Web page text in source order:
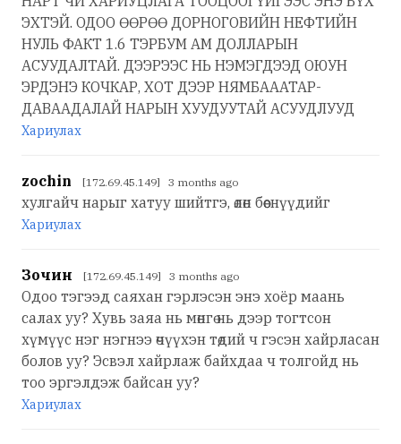
ЭХТЭЙ. ОДОО ӨӨРӨӨ ДОРНОГОВИЙН НЕФТИЙН
НУЛЬ ФАКТ 1.6 ТЭРБУМ АМ ДОЛЛАРЫН
АСУУДАЛТАЙ. ДЭЭРЭЭС НЬ НЭМЭГДЭЭД ОЮУН
ЭРДЭНЭ КОЧКАР, ХОТ ДЭЭР НЯМБАААТАР-
ДАВААДАЛАЙ НАРЫН ХУУДУУТАЙ АСУУДЛУУД
Хариулах
zochin [172.69.45.149] 3 months ago
хулгайч нарыг хатуу шийтгэ, өлөн бөөснүүдийг
Хариулах
Зочин [172.69.45.149] 3 months ago
Одоо тэгээд саяхан гэрлэсэн энэ хоёр маань
салах уу? Хувь заяа нь мөнгө нь дээр тогтсон
хүмүүс нэг нэгнээ өчүүхэн төдий ч гэсэн хайрласан
болов уу? Эсвэл хайрлаж байхдаа ч толгойд нь
тоо эргэлдэж байсан уу?
Хариулах